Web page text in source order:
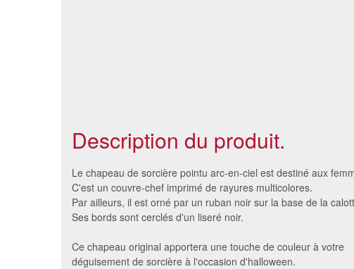
Description du produit.
Le chapeau de sorcière pointu arc-en-ciel est destiné aux
C'est un couvre-chef imprimé de rayures multicolores.
Par ailleurs, il est orné par un ruban noir sur la base de la
Ses bords sont cerclés d'un liseré noir.
Ce chapeau original apportera une touche de couleur à votre
déguisement de sorcière à l'occasion d'halloween.